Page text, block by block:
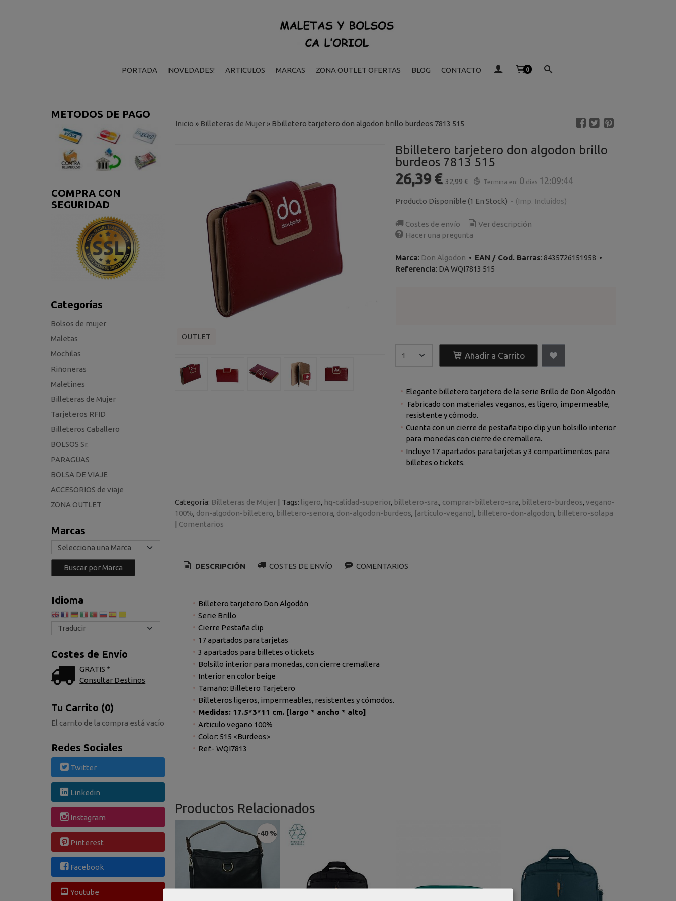
PORTADA NOVEDADES! ARTICULOS MARCAS ZONA OUTLET OFERTAS BLOG CONTACTO 0
METODOS DE PAGO
COMPRA CON
SEGURIDAD
Categorías
Bolsos de mujer
Maletas
Mochilas
Riñoneras
Maletines
Billeteras de Mujer
Tarjeteros RFID
Billeteros Caballero
BOLSOS Sr.
PARAGÜAS
BOLSA DE VIAJE
ACCESORIOS de viaje
ZONA OUTLET
Marcas
Idioma
Costes de Envío
GRATIS *
Consultar Destinos
Tu Carrito (0)
El carrito de la compra está vacío
Redes Sociales
Twitter
Linkedin
Instagram
Pinterest
Facebook
Youtube
Inicio » Billeteras de Mujer» Bbilletero tarjetero don algodon brillo burdeos 7813 515
OUTLET
Bbilletero tarjetero don algodon brillo
burdeos 7813 515
26,39 € 32,99 € Termina en: 0 días 12:09:43
Producto Disponible (1 En Stock) - (Imp. Incluidos)
Costes de envío
Ver descripción
Hacer una pregunta
Marca: Don Algodon • EAN / Cod. Barras: 8435726151958 •
Referencia: DA WQI7813 515
Añadir a Carrito
Elegante billetero tarjetero de la serie Brillo de Don Algodón
Fabricado con materiales veganos, es ligero, impermeable,
resistente y cómodo.
Cuenta con un cierre de pestaña tipo clip y un bolsillo interior
para monedas con cierre de cremallera.
Incluye 17 apartados para tarjetas y 3 compartimentos para
billetes o tickets.
Categoría: Billeteras de Mujer| Tags: ligero hq-calidad-superior billetero-sra. comprar-billetero-sra billetero-burdeos vegano-
100% don-algodon-billetero billetero-senora don-algodon-burdeos [articulo-vegano] billetero-don-algodon billetero-solapa
| Comentarios
DESCRIPCIÓN COSTES DE ENVÍO COMENTARIOS
Billetero tarjetero Don Algodón
Serie Brillo
Cierre Pestaña clip
17 apartados para tarjetas
3 apartados para billetes o tickets
Bolsillo interior para monedas, con cierre cremallera
Interior en color beige
Tamaño: Billetero Tarjetero
Billeteros ligeros, impermeables, resistentes y cómodos.
Medidas: 17.5*3*11 cm. [largo * ancho * alto]
Articulo vegano 100%
Color: 515 <Burdeos>
Ref.- WQI7813
Productos Relacionados
-40 %